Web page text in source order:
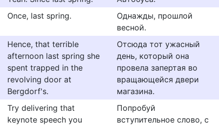
Once, last spring.
Однажды, прошлой
весной.
Hence, that terrible
afternoon last spring she
spent trapped in the
revolving door at
Bergdorf's.
Отсюда тот ужасный
день, который она
провела запертая во
вращающейся двери
магазина.
Try delivering that
keynote speech you
Попробуй
вступительное слово, с